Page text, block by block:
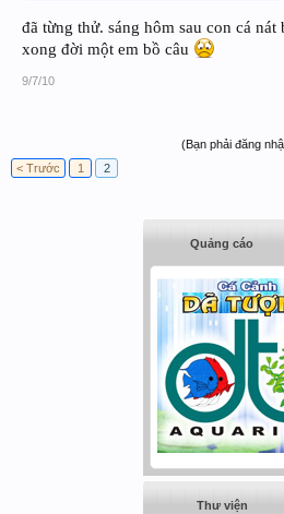
đã từng thử. sáng hôm sau con cá
xong đời một em bồ câu
9/7/10
(Bạn phải đăng
< Trước
1 2
Quảng cáo
Thư viện